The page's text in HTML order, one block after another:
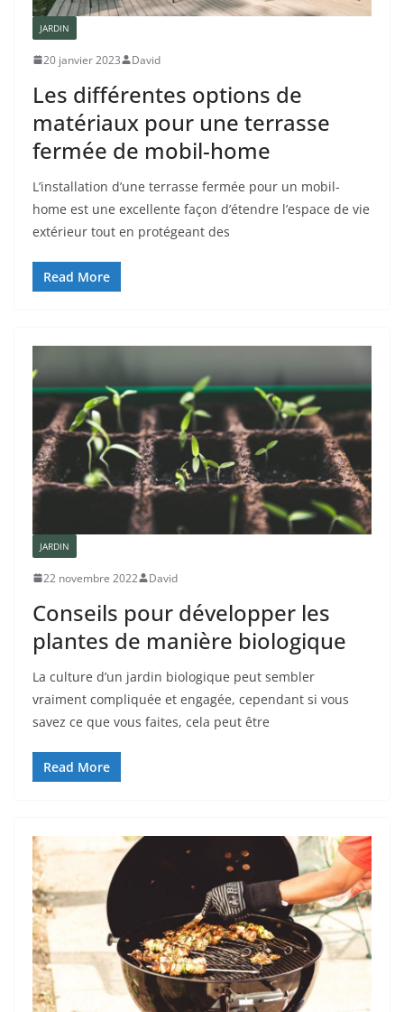
JARDIN
20 janvier 2023 David
Les différentes options de
matériaux pour une terrasse
fermée de mobil-home
L’installation d’une terrasse fermée pour un mobil-
home est une excellente façon d’étendre l’espace de vie
extérieur tout en protégeant des
Read More
JARDIN
22 novembre 2022 David
Conseils pour développer les
plantes de manière biologique
La culture d’un jardin biologique peut sembler
vraiment compliquée et engagée, cependant si vous
savez ce que vous faites, cela peut être
Read More